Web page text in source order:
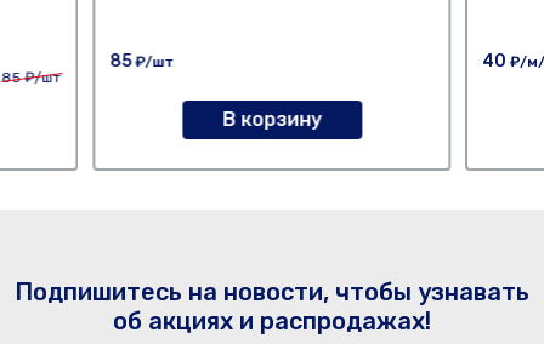
85₽/шт
85₽/шт
В корзину
40 ₽/
Подпишитесь на новости, чтобы узнавать
об акциях и распродажах!